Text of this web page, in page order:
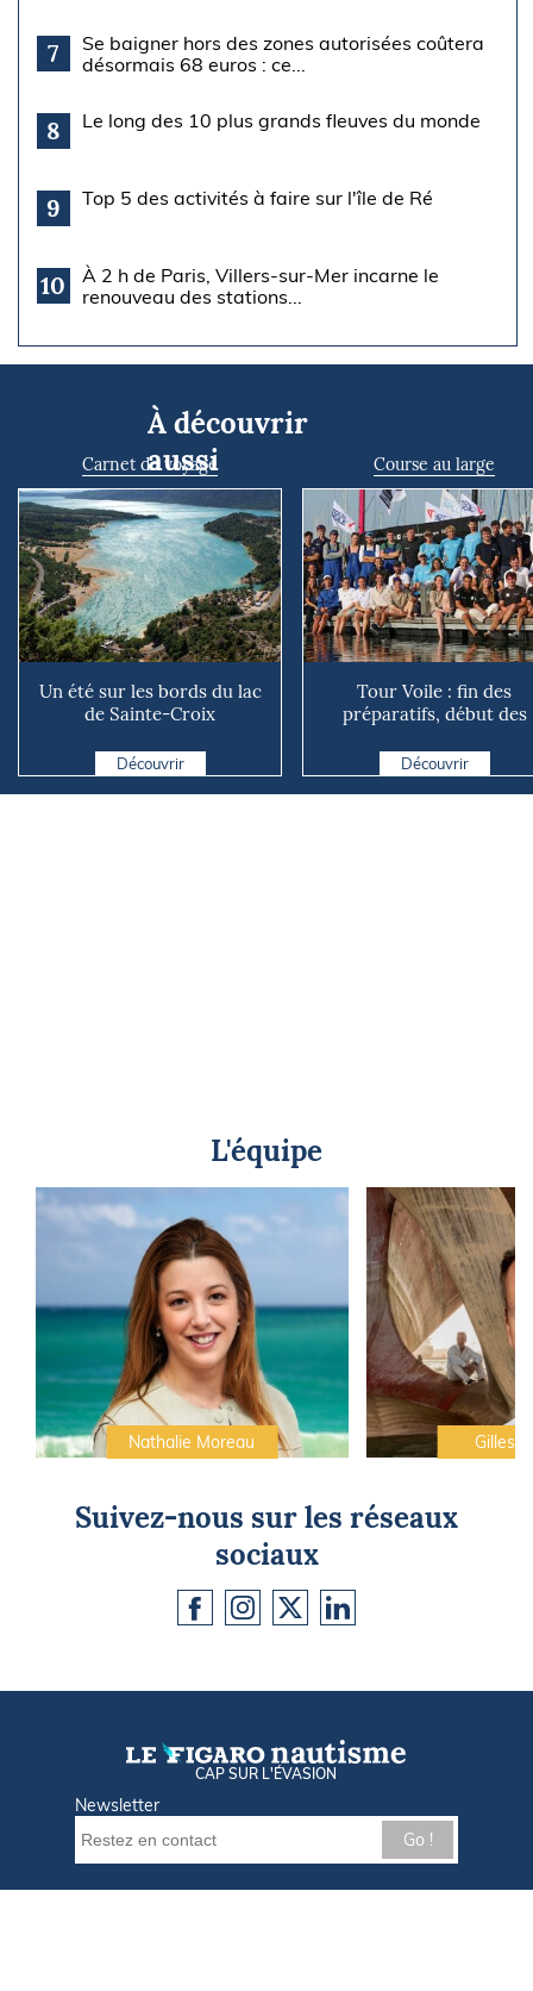
7
Se baigner hors des zones autorisées coûtera
désormais 68 euros : ce...
8 Le long des 10 plus grands fleuves du monde
9 Top 5 des activités à faire sur l'île de Ré
10
À 2 h de Paris, Villers-sur-Mer incarne le
renouveau des stations...
À découvrir
aussi
Carnet de voyage
Un été sur les bords du lac
de Sainte-Croix
Découvrir
Course au large
Tour Voile : fin des
préparatifs, début des
Découvrir
L'équipe
Nathalie Moreau Gilles
Suivez-nous sur les réseaux
sociaux
CAP SUR L'ÉVASION
Newsletter
Go !